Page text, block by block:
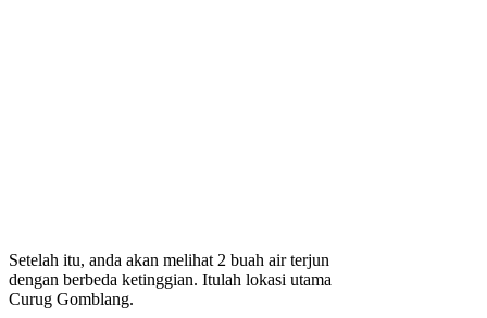
Setelah itu, anda akan melihat 2 buah air terjun
dengan berbeda ketinggian. Itulah lokasi utama
Curug Gomblang.